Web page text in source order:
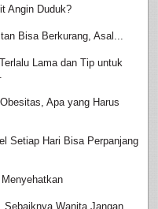
Angin Duduk?
Bisa Berkurang, Asal...
Lama dan Tip untuk
Apa yang Harus
Setiap Hari Bisa Perpanjang
Sebaiknya Wanita Jangan